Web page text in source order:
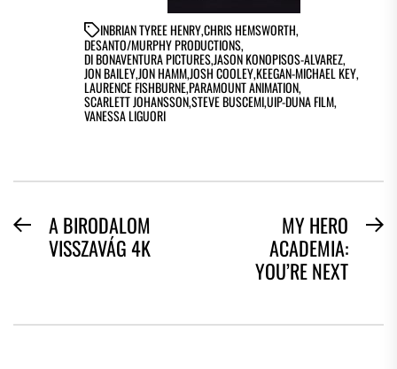
INBRIAN TYREE HENRY,CHRIS HEMSWORTH,
DESANTO/MURPHY PRODUCTIONS,
DI BONAVENTURA PICTURES,JASON KONOPISOS-ALVAREZ,
JON BAILEY,JON HAMM,JOSH COOLEY,KEEGAN-MICHAEL KEY,
LAURENCE FISHBURNE,PARAMOUNT ANIMATION,
SCARLETT JOHANSSON,STEVE BUSCEMI,UIP-DUNA FILM,
VANESSA LIGUORI
BEJEGYZÉS
NAVIGÁCIÓ
PreviousA BIRODALOM
VISSZAVÁG 4K
MY HERO
ACADEMIA:
YOU’RE NEXT